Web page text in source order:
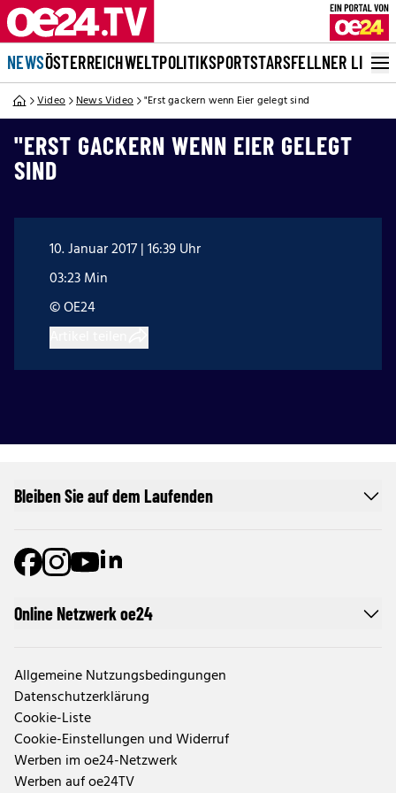
NEWSÖSTERREICHWELTPOLITIKSPORTSTARSFELLNER LIVE
Video News Video "Erst gackern wenn Eier gelegt sind
"ERST GACKERN WENN EIER GELEGT
SIND
10. Januar 2017 | 16:39 Uhr
03:23 Min
© OE24
Online Netzwerk oe24
Allgemeine Nutzungsbedingungen
Datenschutzerklärung
Cookie-Liste
Cookie-Einstellungen und Widerruf
Werben im oe24-Netzwerk
Werben auf oe24TV
Bleiben Sie auf dem Laufenden